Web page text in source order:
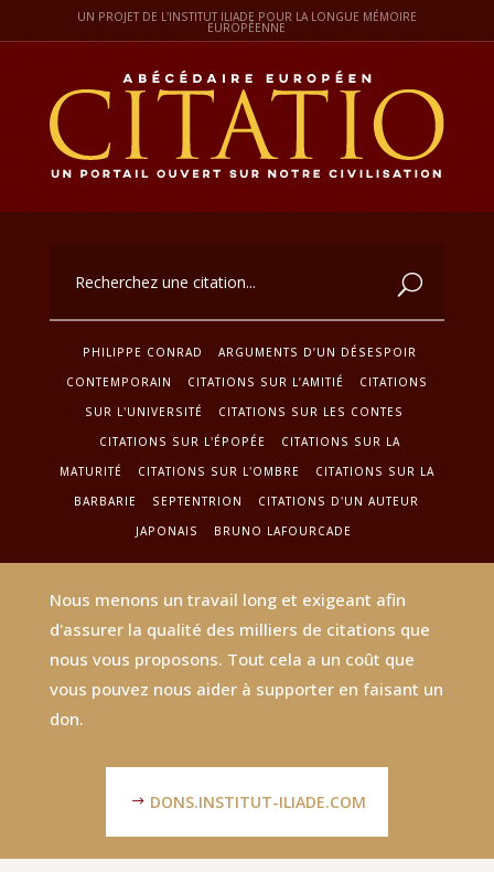
UN PROJET DE L'INSTITUT ILIADE POUR LA LONGUE MÉMOIRE
EUROPÉENNE
PHILIPPE CONRAD
ARGUMENTS D’UN DÉSESPOIR
CONTEMPORAIN
CITATIONS SUR L’AMITIÉ
CITATIONS
SUR L'UNIVERSITÉ
CITATIONS SUR LES CONTES
CITATIONS SUR L'ÉPOPÉE
CITATIONS SUR LA
MATURITÉ
CITATIONS SUR L'OMBRE
CITATIONS SUR LA
BARBARIE
SEPTENTRION
CITATIONS D'UN AUTEUR
JAPONAIS
BRUNO LAFOURCADE
Nous menons un travail long et exigeant afin
d'assurer la qualité des milliers de citations que
nous vous proposons. Tout cela a un coût que
vous pouvez nous aider à supporter en faisant un
don.
DONS.INSTITUT-ILIADE.COM